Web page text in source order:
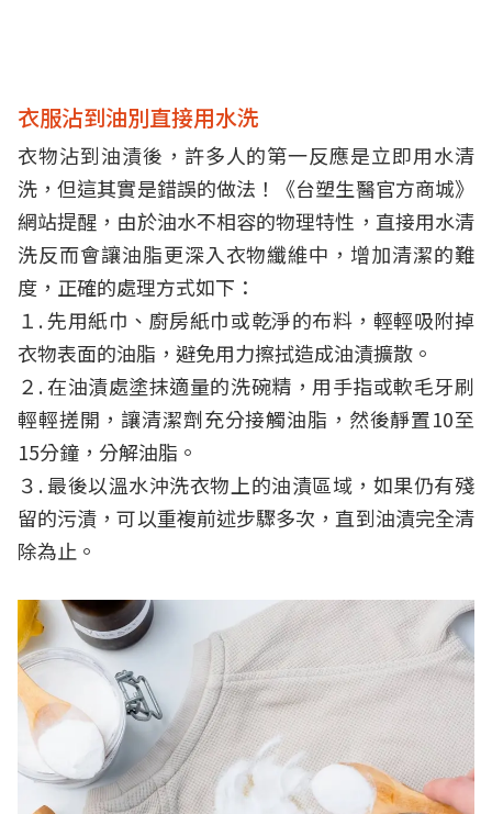
衣服沾到油別直接用水洗
衣物沾到油漬後，許多人的第一反應是立即用水清
洗，但這其實是錯誤的做法！《台塑生醫官方商城》
網站提醒，由於油水不相容的物理特性，直接用水清
洗反而會讓油脂更深入衣物纖維中，增加清潔的難
度，正確的處理方式如下：
１. 先用紙巾、廚房紙巾或乾淨的布料，輕輕吸附掉
衣物表面的油脂，避免用力擦拭造成油漬擴散。
２. 在油漬處塗抹適量的洗碗精，用手指或軟毛牙刷
輕輕搓開，讓清潔劑充分接觸油脂，然後靜置10至
15分鐘，分解油脂。
３. 最後以溫水沖洗衣物上的油漬區域，如果仍有殘
留的污漬，可以重複前述步驟多次，直到油漬完全清
除為止。